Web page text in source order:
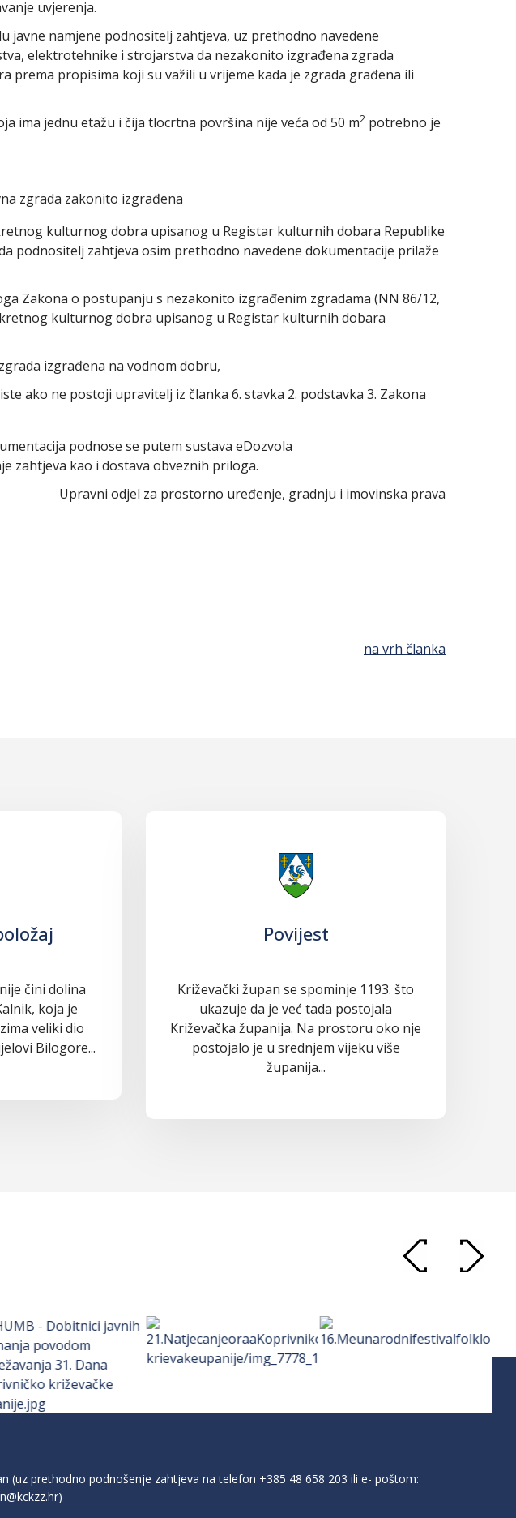
uvjerenja.
javne namjene podnositelj zahtjeva, uz prethodno navedene
elektrotehnike i strojarstva da nezakonito izgrađena zgrada
propisima koji su važili u vrijeme kada je zgrada građena ili
ima jednu etažu i čija tlocrtna površina nije veća od 50 m2 potrebno je
zgrada zakonito izgrađena
kulturnog dobra upisanog u Registar kulturnih dobara Republike
podnositelj zahtjeva osim prethodno navedene dokumentacije prilaže
Zakona o postupanju s nezakonito izgrađenim zgradama (NN 86/12,
kulturnog dobra upisanog u Registar kulturnih dobara
izgrađena na vodnom dobru,
ako ne postoji upravitelj iz članka 6. stavka 2. podstavka 3. Zakona
podnose se putem sustava eDozvola
zahtjeva kao i dostava obveznih priloga.
Upravni odjel za prostorno uređenje, gradnju i imovinska prava
na vrh članka
čini dolina
koja je
veliki dio
Bilogore...
Povijest
Križevački župan se spominje 1193. što
ukazuje da je već tada postojala
Križevačka županija. Na prostoru oko nje
postojalo je u srednjem vijeku više
županija...
(uz prethodno podnošenje zahtjeva na telefon +385 48 658 203 ili e- poštom:
)